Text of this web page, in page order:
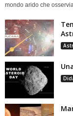
mondo arido che